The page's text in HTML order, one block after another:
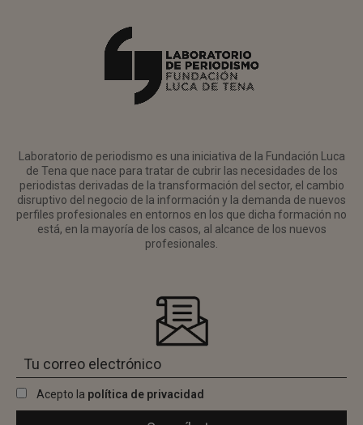
Laboratorio de periodismo es una iniciativa de la Fundación Luca
de Tena que nace para tratar de cubrir las necesidades de los
periodistas derivadas de la transformación del sector, el cambio
disruptivo del negocio de la información y la demanda de nuevos
perfiles profesionales en entornos en los que dicha formación no
está, en la mayoría de los casos, al alcance de los nuevos
profesionales.
Acepto la política de privacidad